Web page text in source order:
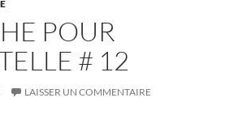
POUR
# 12
LAISSER UN COMMENTAIRE